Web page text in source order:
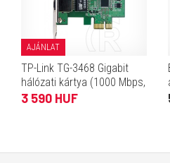
AJÁNLAT
TP-Link TG-3468 Gigabit
hálózati kártya (1000 Mbps,
PCIe)
3 590 HUF